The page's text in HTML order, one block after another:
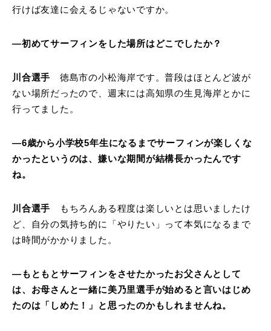
行けば友達に会えるじゃないですか。
―初めてサーフィンをした場所はどこでしたか？
川合選手 徳島市の小松海岸です。普段はほとんど波が
ない場所だったので、週末には高知県の生見海岸とかに
行ってました。
―6歳から小学校5年生になるまでサーフィンが楽しくな
かったというのは、嫌いな期間が結構長かったんです
ね。
川合選手 もちろんある程度は楽しいとは思いましたけ
ど、自分の気持ち的に「やりたい」って本気になるまで
は時間がかかりました。
―もともとサーフィンをさせたかったお父さんとして
は、お母さんと一緒に美乃里選手が始めると言いはじめ
たのは「しめた！」と思ったのかもしれませんね。